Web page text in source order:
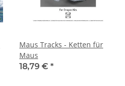
Maus Tracks - Ketten für
Maus
18,79 € *